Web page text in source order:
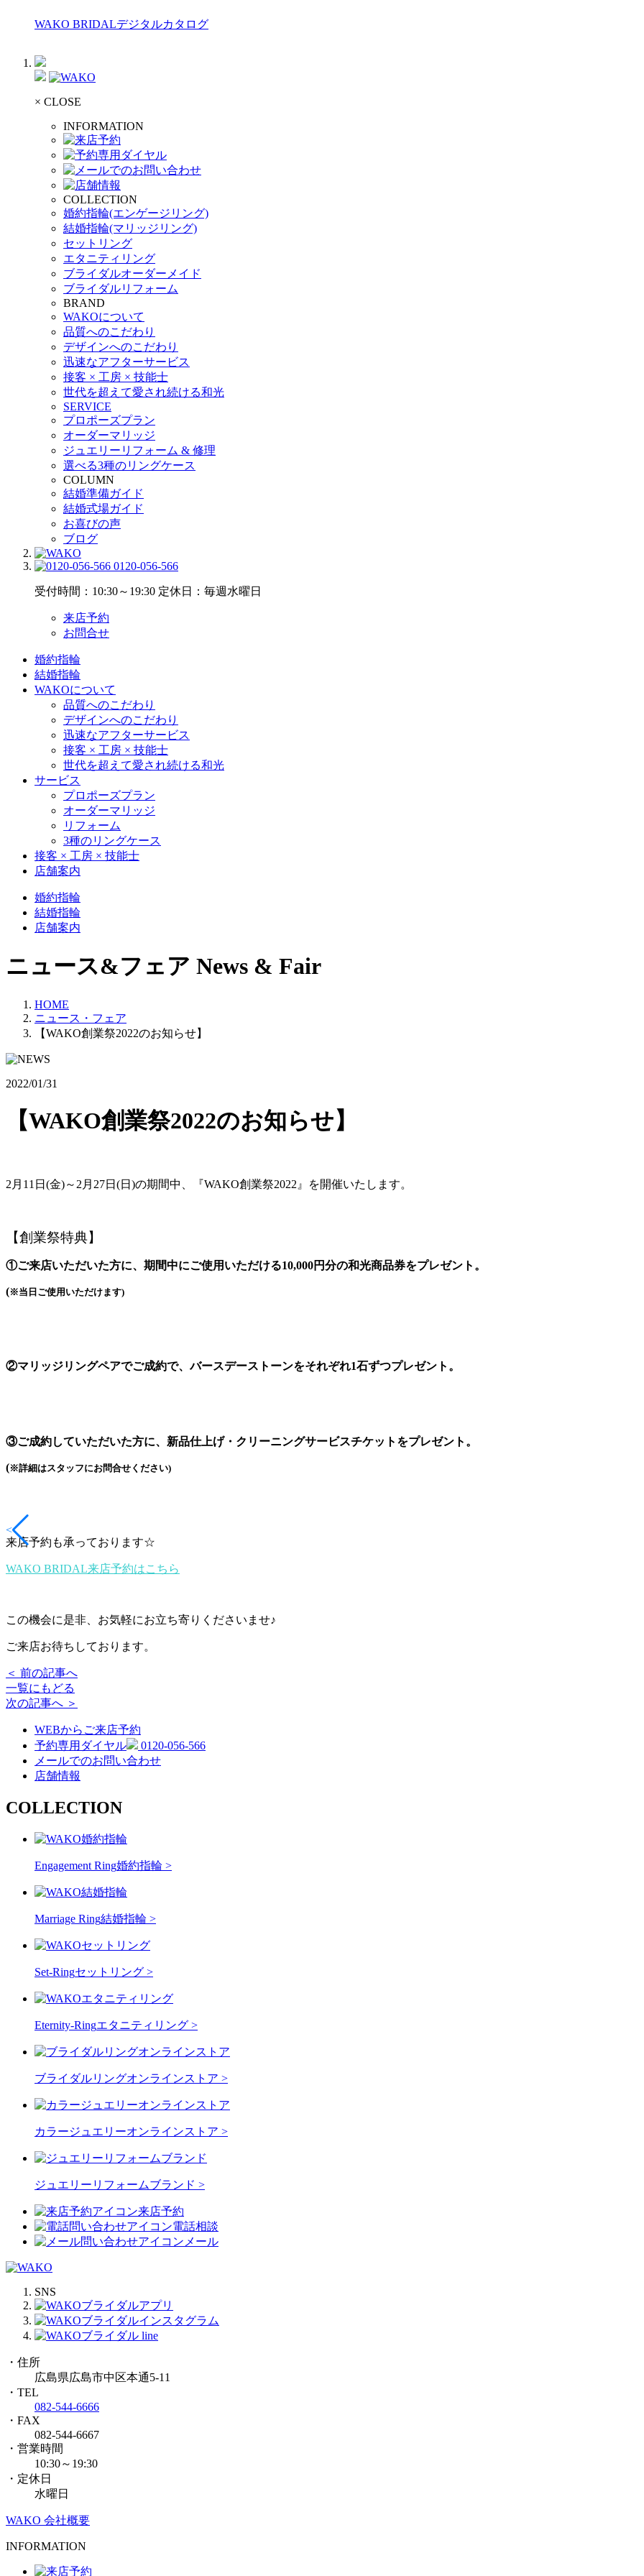
WAKO BRIDALデジタルカタログ
<
× CLOSE
INFORMATION
COLLECTION
婚約指輪(エンゲージリング)
結婚指輪(マリッジリング)
セットリング
エタニティリング
ブライダルオーダーメイド
ブライダルリフォーム
BRAND
WAKOについて
品質へのこだわり
デザインへのこだわり
迅速なアフターサービス
接客 × 工房 × 技能士
世代を超えて愛され続ける和光
SERVICE
プロポーズプラン
オーダーマリッジ
ジュエリーリフォーム & 修理
選べる3種のリングケース
COLUMN
結婚準備ガイド
結婚式場ガイド
お喜びの声
ブログ
0120-056-566
受付時間：10:30～19:30 定休日：毎週水曜日
来店予約
お問合せ
婚約指輪
結婚指輪
WAKOについて
品質へのこだわり
デザインへのこだわり
迅速なアフターサービス
接客 × 工房 × 技能士
世代を超えて愛され続ける和光
サービス
プロポーズプラン
オーダーマリッジ
リフォーム
3種のリングケース
接客 × 工房 × 技能士
店舗案内
婚約指輪
結婚指輪
店舗案内
ニュース&フェア News & Fair
HOME
ニュース・フェア
【WAKO創業祭2022のお知らせ】
2022/01/31
【WAKO創業祭2022のお知らせ】
2月11日(金)～2月27日(日)の期間中、『WAKO創業祭2022』を開催いたします。
【創業祭特典】
①ご来店いただいた方に、期間中にご使用いただける10,000円分の和光商品券をプレゼント。
(※当日ご使用いただけます)
②マリッジリングペアでご成約で、バースデーストーンをそれぞれ1石ずつプレゼント。
③ご成約していただいた方に、新品仕上げ・クリーニングサービスチケットをプレゼント。
(※詳細はスタッフにお問合せください)
来店予約も承っております☆
WAKO BRIDAL来店予約はこちら
この機会に是非、お気軽にお立ち寄りくださいませ♪
ご来店お待ちしております。
＜ 前の記事へ
一覧にもどる
次の記事へ ＞
WEBからご来店予約
予約専用ダイヤル
0120-056-566
メールでのお問い合わせ
店舗情報
COLLECTION
Engagement Ring婚約指輪 >
Marriage Ring結婚指輪 >
Set-Ringセットリング >
Eternity-Ringエタニティリング >
ブライダルリングオンラインストア >
カラージュエリーオンラインストア >
ジュエリーリフォームブランド >
来店予約
電話相談
メール
SNS
・住所
広島県広島市中区本通5-11
・TEL
082-544-6666
・FAX
082-544-6667
・営業時間
10:30～19:30
・定休日
水曜日
WAKO 会社概要
INFORMATION